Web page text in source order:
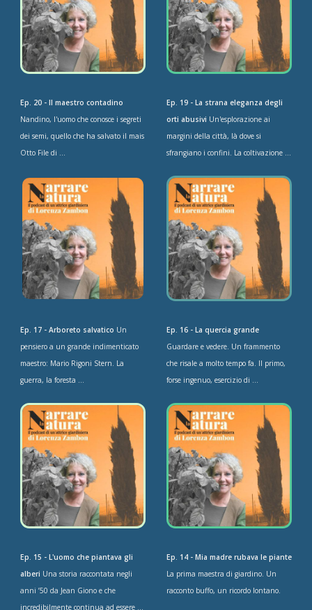
Ep. 20 - Il maestro contadino
Nandino, l'uomo che conosce i segreti
dei semi, quello che ha salvato il mais
Otto File di ...
Ep. 19 - La strana eleganza degli
orti abusivi Un'esplorazione ai
margini della città, là dove si
sfrangiano i confini. La coltivazione ...
Ep. 17 - Arboreto salvatico Un
pensiero a un grande indimenticato
maestro: Mario Rigoni Stern. La
guerra, la foresta ...
Ep. 16 - La quercia grande
Guardare e vedere. Un frammento
che risale a molto tempo fa. Il primo,
forse ingenuo, esercizio di ...
Ep. 15 - L'uomo che piantava gli
alberi Una storia raccontata negli
anni ’50 da Jean Giono e che
incredibilmente continua ad essere ...
Ep. 14 - Mia madre rubava le piante
La prima maestra di giardino. Un
racconto buffo, un ricordo lontano.